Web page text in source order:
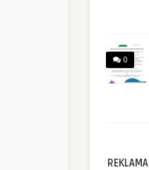
0
REKLAMA